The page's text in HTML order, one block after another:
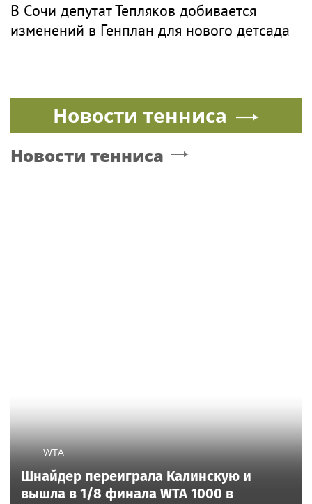
В Сочи депутат Тепляков добивается
изменений в Генплан для нового детсада
Новости тенниса
Новости тенниса
WTA
Шнайдер переиграла Калинскую и
вышла в 1/8 финала WTA 1000 в